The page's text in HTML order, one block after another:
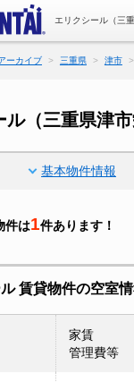
エリクシール（三
ーカイブ 三重県 津市
ル（三重県津
基本物件情報
件は1件あります！
賃貸物件の空室
家賃
管理費等